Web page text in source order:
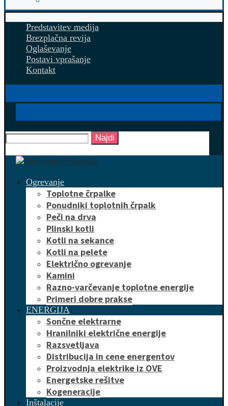
Predstavitev medija
Brezplačna revija
Oglaševanje
Postavi vprašanje
Kontakt
Najdi
Ogrevanje
Toplotne črpalke
Ponudniki toplotnih črpalk
Peči na drva
Plinski kotli
Kotli na sekance
Kotli na pelete
Električno ogrevanje
Kamini
Razno-varčevanje toplotne energije
Primeri dobre prakse
ENERGIJA
Sončne elektrarne
Hranilniki električne energije
Razsvetljava
Distribucija in cene energentov
Proizvodnja elektrike iz OVE
Energetske rešitve
Kogeneracije
Inštalacije